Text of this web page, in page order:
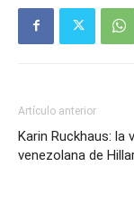
Artículo anterior
Karin Ruckhaus: la
venezolana de